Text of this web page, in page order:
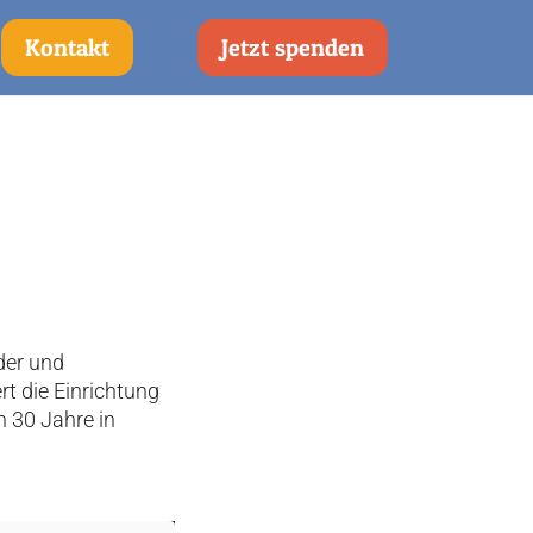
Kontakt Jetzt spenden
und
die Einrichtung
30 Jahre in